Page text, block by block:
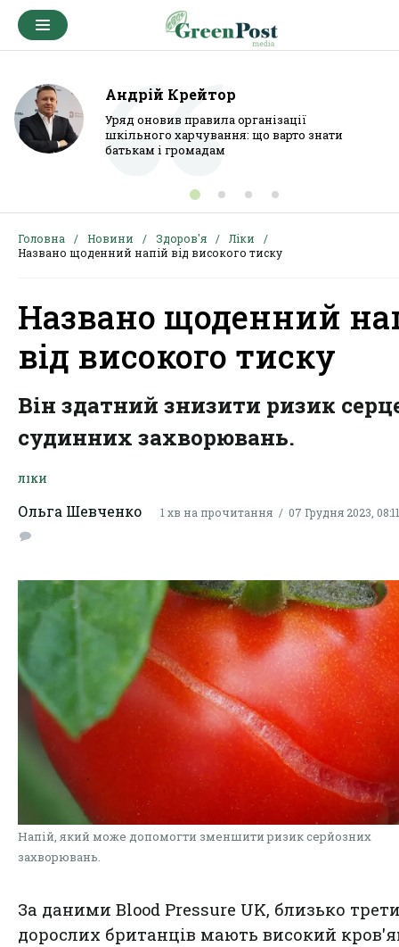
Андрій Крейтор
Уряд оновив правила організації
шкільного харчування: що варто знати
батькам і громадам
Головна Новини Здоров'я
Ліки
Названо щоденний напій від високого тиску
Названо щоденний
від високого тиску
Він здатний знизити ризик
судинних захворювань.
ЛІКИ
Ольга Шевченко 1 хв на прочитання 07 Грудня 2023, 08:11
Напій, який може допомогти зменшити ризик серйозних
захворювань.
За даними Blood Pressure UK, близько
дорослих британців мають високий